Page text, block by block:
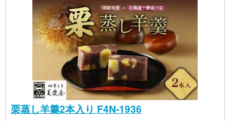
栗蒸し羊羹2本入り F4N-1936